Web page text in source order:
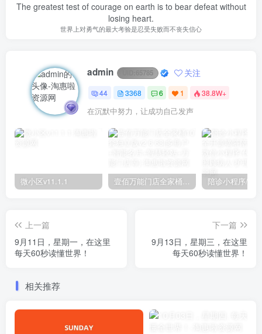
The greatest test of courage on earth is to bear defeat without
losing heart.
世界上对勇气的最大考验是忍受失败而不丧失信心
admin 65785 关注
44 3368 6 1 38.8W+
在沉默中努力，让成功自己发声
微小区v11.1.1 壹佰万能门店全家桶10套独立版v2.6.68(​多商户+智能名片+智慧轻站+万能门店等)
上一篇
9月11日，星期一，在这里
每天60秒读懂世界！
下一篇
9月13日，星期三，在这里
每天60秒读懂世界！
相关推荐